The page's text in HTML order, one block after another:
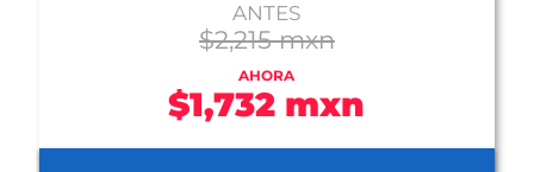
ANTES
$3,856 mxn
AHORA
$3,747 mxn